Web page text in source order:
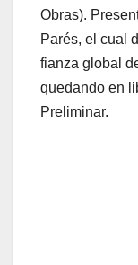
Obras).
Parés, el cual
fianza global
quedando en
Preliminar.